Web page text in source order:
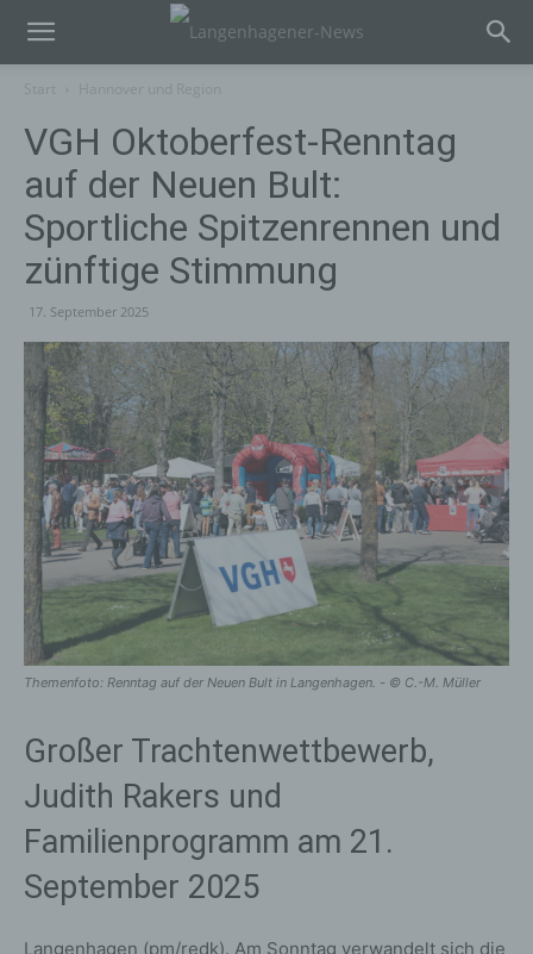
VGH Oktoberfest-Renntag
auf der Neuen Bult:
Sportliche Spitzenrennen und
zünftige Stimmung
17. September 2025
Themenfoto: Renntag auf der Neuen Bult in Langenhagen. - © C.-M. Müller
Großer Trachtenwettbewerb,
Judith Rakers und
Familienprogramm am 21.
September 2025
Langenhagen (pm/redk). Am Sonntag verwandelt sich die